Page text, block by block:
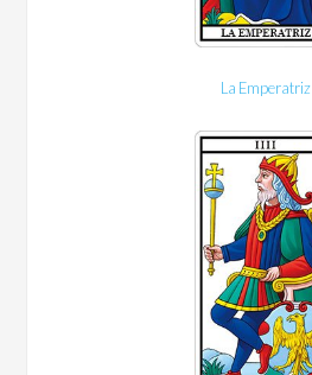
La Emperatriz